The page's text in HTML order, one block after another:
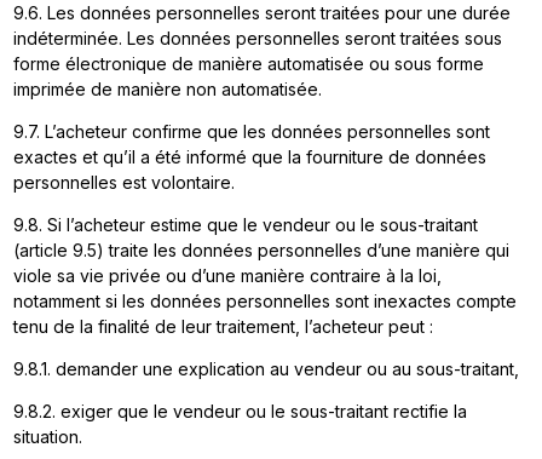
9.6. Les données personnelles seront traitées pour une durée
indéterminée. Les données personnelles seront traitées sous
forme électronique de manière automatisée ou sous forme
imprimée de manière non automatisée.
9.7. L’acheteur confirme que les données personnelles sont
exactes et qu’il a été informé que la fourniture de données
personnelles est volontaire.
9.8. Si l’acheteur estime que le vendeur ou le sous-traitant
(article 9.5) traite les données personnelles d’une manière qui
viole sa vie privée ou d’une manière contraire à la loi,
notamment si les données personnelles sont inexactes compte
tenu de la finalité de leur traitement, l’acheteur peut :
9.8.1. demander une explication au vendeur ou au sous-traitant,
9.8.2. exiger que le vendeur ou le sous-traitant rectifie la
situation.